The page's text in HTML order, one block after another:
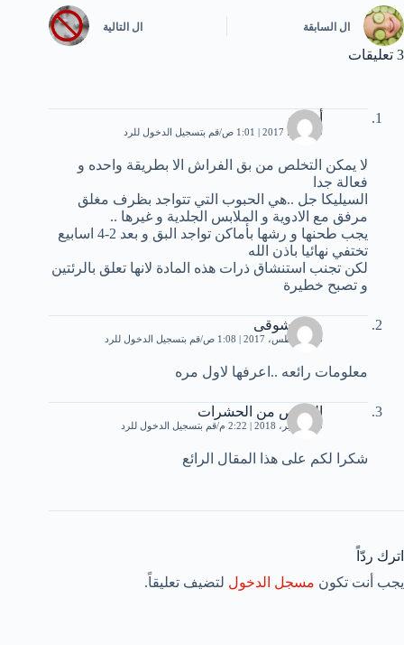
ال السابقة ال التالية
3 تعليقات
أحمده
20 يونيو، 2017 | 1:01 ص قم بتسجيل الدخول للرد
لا يمكن التخلص من بق الفراش الا بطريقة واحده و
فعالة جدا
السيليكا جل ..هي الحبوب التي تتواجد بظرف مغلق
مرفق مع الادوية و الملابس الجلدية و غيرها ..
يجب طحنها و رشها بأماكن تواجد البق و بعد 2-4 اسابيع
تختفي نهائيا باذن الله
لكن تجنب استنشاق ذرات هذه المادة لانها تعلق بالرئتين
و تصبح خطيرة
منال شوقى
16 أغسطس، 2017 | 1:08 ص قم بتسجيل الدخول للرد
معلومات رائعه ..اعرفها لاول مره
التخلص من الحشرات
10 سبتمبر، 2018 | 2:22 م قم بتسجيل الدخول للرد
شكرا لكم على هذا المقال الرائع
اترك ردّاً
يجب أنت تكون مسجل الدخول لتضيف تعليقاً.